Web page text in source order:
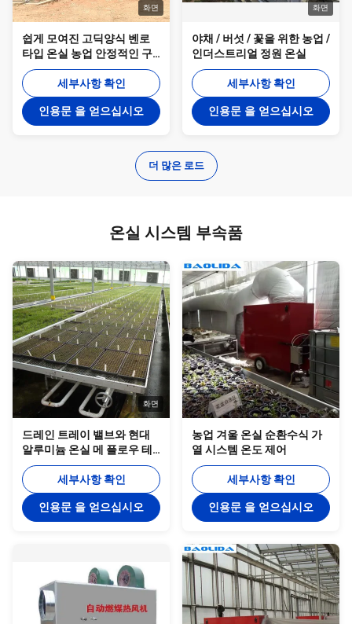
화면
쉽게 모여진 고딕양식 벤로
타입 온실 농업 안정적인 구
조
세부사항 확인
인용문 을 얻으십시오
화면
야채 / 버섯 / 꽃을 위한 농업 /
인더스트리얼 정원 온실
세부사항 확인
인용문 을 얻으십시오
더 많은 로드
온실 시스템 부속품
화면
드레인 트레이 밸브와 현대
알루미늄 온실 메 플로우 테
이블
세부사항 확인
인용문 을 얻으십시오
농업 겨울 온실 순환수식 가
열 시스템 온도 제어
세부사항 확인
인용문 을 얻으십시오